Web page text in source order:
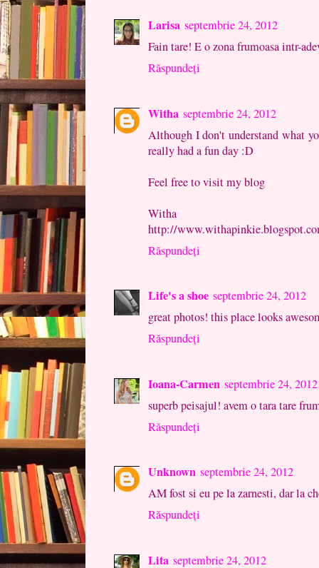
Larisa septembrie 24, 2012
Fain tare! E o zona frumoasa intr-
Răspundeți
Witha septembrie 24, 2012
Although I don't understand what
really had a fun day :D
Feel free to visit my blog
Witha
http://
Răspundeți
Life's a shoe septembrie 24, 2012
great photos! this place looks
Răspundeți
Ioana-Carmen septembrie 24, 2012
superb peisajul! avem o tara tare
Răspundeți
Unknown septembrie 24, 2012
AM fost si eu pe la zarnesti, dar la
Răspundeți
Lita septembrie 24, 2012